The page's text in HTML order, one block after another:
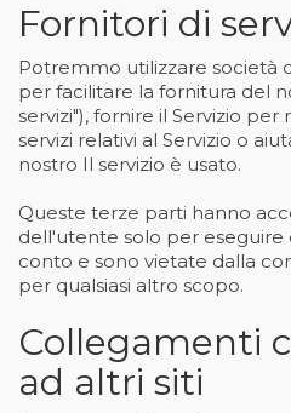
Fornitori di
Potremmo utilizzare società
per facilitare la fornitura del
servizi"), fornire il Servizio
servizi relativi al Servizio o
nostro Il servizio è usato.
Queste terze parti hanno
dell'utente solo per
conto e sono vietate dalla
per qualsiasi altro scopo.
Collegamenti
ad altri siti